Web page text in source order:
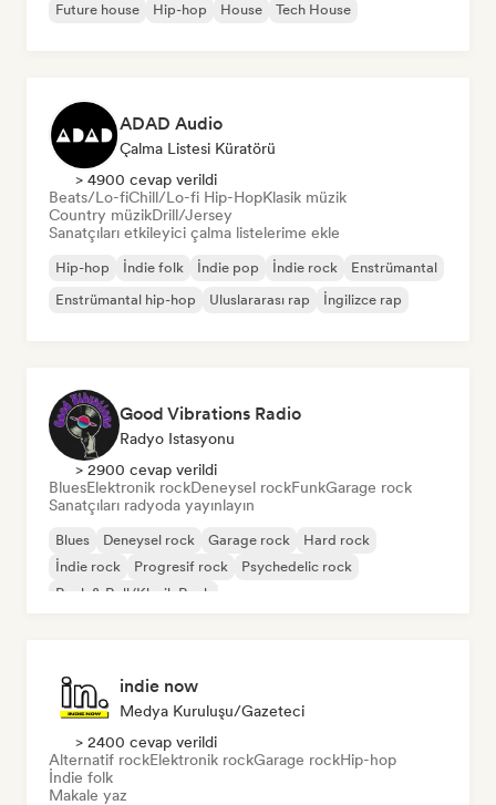
Future house
Hip-hop House Tech House
ADAD Audio
Çalma Listesi Küratörü
> 4900 cevap verildi
Beats/Lo-fiChill/Lo-fi Hip-HopKlasik müzik
Country müzikDrill/Jersey
Sanatçıları etkileyici çalma listelerime ekle
Hip-hop İndie folk İndie pop İndie rock
Enstrümantal
Enstrümantal hip-hop
Uluslararası rap İngilizce rap
Good Vibrations Radio
Radyo Istasyonu
> 2900 cevap verildi
BluesElektronik rockDeneysel rockFunkGarage rock
Sanatçıları radyoda yayınlayın
Blues Deneysel rock Garage rock
Hard rock
İndie rock
Progresif rock
Psychedelic rock
Rock & Roll/Klasik Rock
indie now
Medya Kuruluşu/Gazeteci
> 2400 cevap verildi
Alternatif rockElektronik rockGarage rockHip-hop
İndie folk
Makale yaz